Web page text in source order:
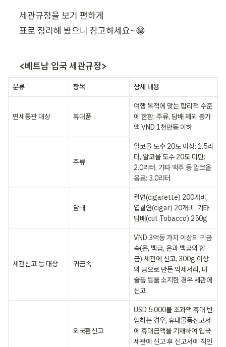
세관규정을 보기 편하게
표로 정리해 봤으니 참고하세요~😁
<베트남 입국 세관규정>
분류 항목 상세 내용
면세통관 대상 휴대품
여행 목적에 맞는 합리적 수준
에 한함, 주류, 담배 제외 총가
액 VND 1천만동 이하
주류
알코올 도수 20도 이상: 1.5리
터, 알코올 도수 20도 미만:
2.0리터, 기타 맥주 등 알코올
음료: 3.0리터
담배
궐연(cigarette) 200개비,
엽궐연(cigar) 20개비, 기타
담배(cut Tobacco) 250g
세관신고 등 대상 귀금속
VND 3억동 가치 이상의 귀금
속(은, 백금, 은과 백금의 합
금) 세관에 신고, 300g 이상
의 금으로 만든 악세서리, 미
술품 등을 소지한 경우 세관에
신고
외국환신고
USD 5,000불 초과액 휴대 반
입하는 경우, 휴대물품신고서
에 휴대금액을 기재하여 입국
세관에 신고 후 신고서에 직인